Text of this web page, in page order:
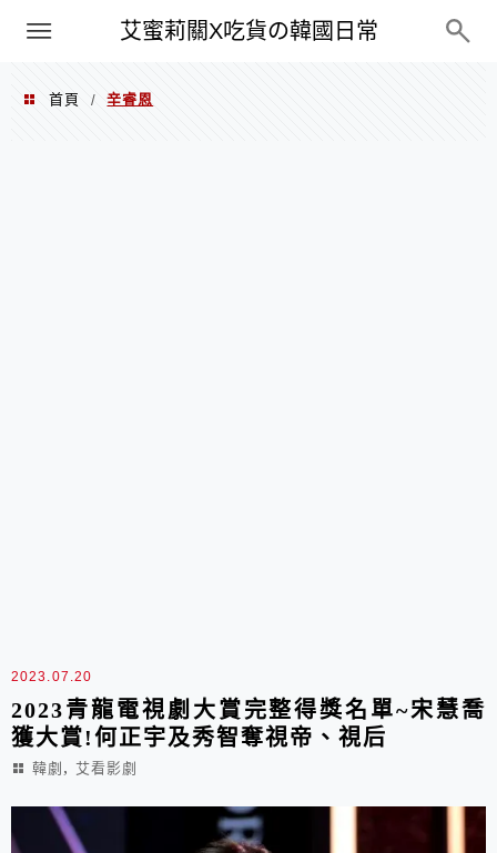
艾蜜莉關X吃貨の韓國日常
PXN
首頁 / 辛睿恩
2023.07.20
2023青龍電視劇大賞完整得獎名單~宋慧喬
獲大賞!何正宇及秀智奪視帝、視后
韓劇 , 艾看影劇